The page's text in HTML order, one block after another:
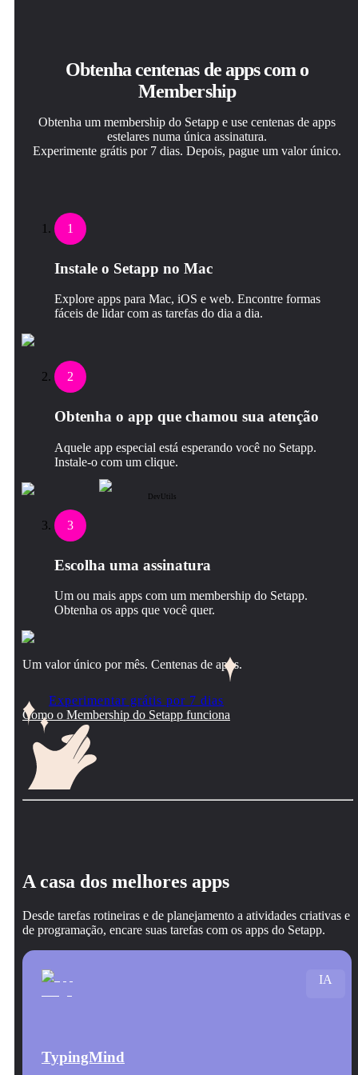
Obtenha centenas de apps com o
Membership
Obtenha um membership do Setapp e use centenas de apps
estelares numa única assinatura.
Experimente grátis por 7 dias. Depois, pague um valor único.
1
Instale o Setapp no Mac
Explore apps para Mac, iOS e web. Encontre formas
fáceis de lidar com as tarefas do dia a dia.
2
Obtenha o app que chamou sua atenção
Aquele app especial está esperando você no Setapp.
Instale‑o com um clique.
DevUtils
3
Escolha uma assinatura
Um ou mais apps com um membership do Setapp.
Obtenha os apps que você quer.
Um valor único por mês. Centenas de apps.
Experimentar grátis por 7 dias
Como o Membership do Setapp funciona
A casa dos melhores apps
Desde tarefas rotineiras e de planejamento a atividades criativas e
de programação, encare suas tarefas com os apps do Setapp.
TypingMind
IA